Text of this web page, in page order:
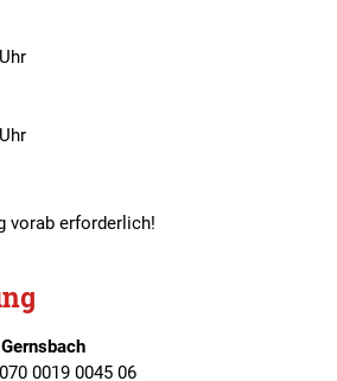
vorab erforderlich!
0019 0045 06